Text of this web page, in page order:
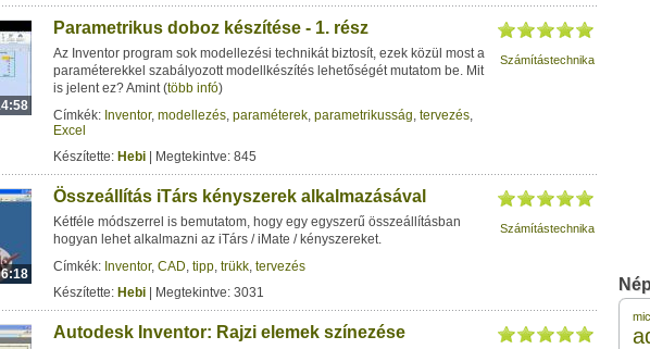
Parametrikus doboz készítése - 1. rész
Az Inventor program sok modellezési technikát biztosít, ezek közül most a
paraméterekkel szabályozott modellkészítés lehetőségét mutatom be. Mit
is jelent ez? Amint (több infó)
Címkék: Inventor, modellezés, paraméterek, parametrikusság, tervezés,
Excel
Készítette: Hebi | Megtekintve: 845
Számítástechnika
Összeállítás iTárs kényszerek alkalmazásával
Kétféle módszerrel is bemutatom, hogy egy egyszerű összeállításban
hogyan lehet alkalmazni az iTárs / iMate / kényszereket.
Címkék: Inventor, CAD, tipp, trükk, tervezés
Készítette: Hebi | Megtekintve: 3031
Számítástechnika
Autodesk Inventor: Rajzi elemek színezése 3